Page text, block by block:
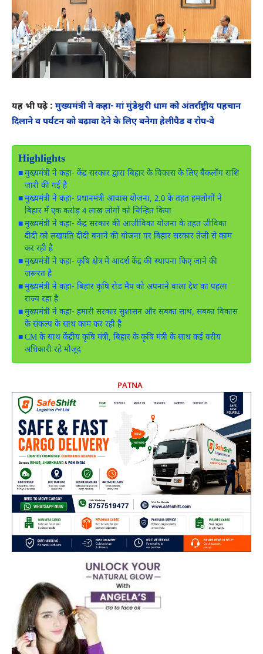
यह भी पढ़े : मुख्यमंत्री ने कहा- मां मुंडेश्वरी धाम को अंतर्राष्ट्रीय पहचान
दिलाने व पर्यटन को बढ़ावा देने के लिए बनेगा हेलीपैड व रोप-वे
Highlights
मुख्यमंत्री ने कहा- केंद्र सरकार द्वारा बिहार के विकास के लिए बैकलॉग राशि
जारी की गई है
मुख्यमंत्री ने कहा- प्रधानमंत्री आवास योजना, 2.0 के तहत हमलोगों ने
बिहार में एक करोड़ 4 लाख लोगों को चिन्हित किया
मुख्यमंत्री ने कहा- केंद्र सरकार की आजीविका योजना के तहत जीविका
दीदी को लखपति दीदी बनाने की योजना पर बिहार सरकार तेजी से काम
कर रही है
मुख्यमंत्री ने कहा- कृषि क्षेत्र में आदर्श केंद्र की स्थापना किए जाने की
जरूरत है
मुख्यमंत्री ने कहा- बिहार कृषि रोड मैप को अपनाने वाला देश का पहला
राज्य रहा है
मुख्यमंत्री ने कहा- हमारी सरकार सुशासन और सबका साथ, सबका विकास
के संकल्प के साथ काम कर रही है
CM के साथ केंद्रीय कृषि मंत्री, बिहार के कृषि मंत्री के साथ कई वरीय
अधिकारी रहे मौजूद
PATNA